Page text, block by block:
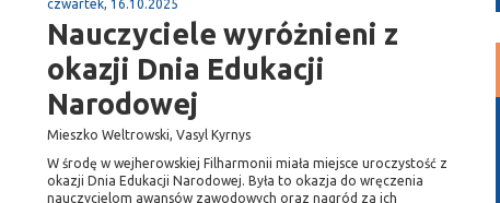
czwartek, 16.10.2025
Nauczyciele wyróżnieni z
okazji Dnia Edukacji
Narodowej
Mieszko Weltrowski, Vasyl Kyrnys
W środę w wejherowskiej Filharmonii miała miejsce uroczystość z
okazji Dnia Edukacji Narodowej. Była to okazja do wręczenia
nauczycielom awansów zawodowych oraz nagród za ich